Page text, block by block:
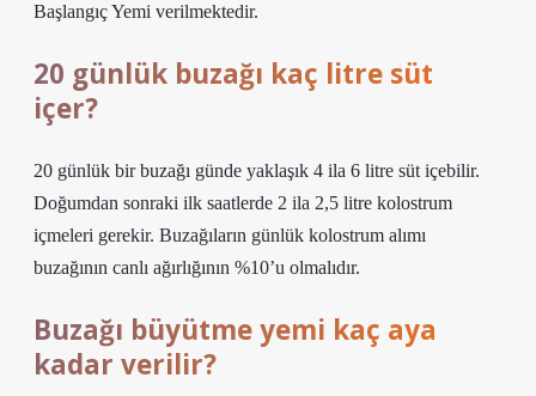
Başlangıç ​​Yemi verilmektedir.
20 günlük buzağı kaç litre süt
içer?
20 günlük bir buzağı günde yaklaşık 4 ila 6 litre süt içebilir.
Doğumdan sonraki ilk saatlerde 2 ila 2,5 litre kolostrum
içmeleri gerekir. Buzağıların günlük kolostrum alımı
buzağının canlı ağırlığının %10’u olmalıdır.
Buzağı büyütme yemi kaç aya
kadar verilir?